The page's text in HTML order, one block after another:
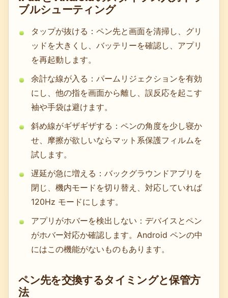
ブルシューティング
タップが抜ける：ペン先と画面を清掃し、グリ
ッドを大きくし、バッテリーを確認し、アプリ
を再起動します。
余計な線が入る：パームリジェクションを有効
にし、他の指を画面から離し、誤反応を起こす
袖や手袋は避けます。
斜め線がギザギザする：ペンの角度を少し寝か
せ、摩擦が欲しいならマット系保護フィルムを
試します。
遅延が急に増える：バックグラウンドアプリを
閉じ、機内モードを切り替え、対応していれば
120Hz モードにします。
アプリがホバーを検出しない：デバイスとペン
がホバー対応か確認します。Android ペンの中
にはこの機能がないものもあります。
ペン先を交換するタイミングと保管方
法